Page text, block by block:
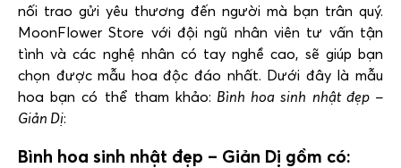
nối trao gửi yêu thương đến người mà bạn trân quý.
MoonFlower Store với đội ngũ nhân viên tư vấn tận
tình và các nghệ nhân có tay nghề cao, sẽ giúp bạn
chọn được mẫu hoa độc đáo nhất. Dưới đây là mẫu
hoa bạn có thể tham khảo: Bình hoa sinh nhật đẹp –
Giản Dị:
Bình hoa sinh nhật đẹp – Giản Dị gồm có: